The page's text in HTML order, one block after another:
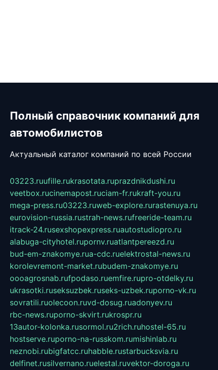
Полный справочник компаний для
автомобилистов
Актуальный каталог компаний по всей России
03223.ruufille.rukrasotata.ruprazdnikdushi.ru
veetbox.rucinemapost.ruciam-fr.rukraft-you.ru
mega-press.ru03223.ruweb-explore.rurastenuya.ru
eurovision-russia.rustrah-news.rufreeride-team.ru
itrack-24.rusexshopexpress.ruautostudiopro.ru
alabuga-cityhotel.rupornv.ruatlantpereezd.ru
bud-em-znakomye.rua-cdc.ruelektrostal-news.ru
korolevremont-market.rubudem-znakomye.ru
oooagrosnab.rufpodaso.ruemfire.rupro-otdelky.ru
ukrasotki.ruseksuzbek.ruseks-uzbek.ruporno-vk.ru
sovratili.ruolecoon.ruvd-dosug.ruadonyev.ru
rbc-news.ruporno-skvirt.rukrospr.ru
13autor-kolonka.rusormol.ru2rich.ruhostel-65.ru
hostserve.ruporno-na-russkom.rumishinlab.ru
neznobi.rubigfatcc.ruhabble.rustarbucksvia.ru
delfinet.rusilvernano.ruelestal.ruvektor-doroga.ru